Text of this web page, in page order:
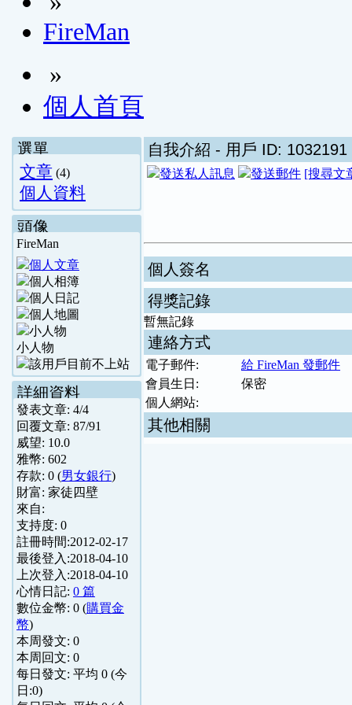
FireMan
»
個人首頁
選單
文章 (4)
個人資料
頭像
FireMan
小人物
詳細資料
發表文章: 4/4
回覆文章: 87/91
威望: 10.0
雅幣: 602
存款: 0 (男女銀行)
財富: 家徒四壁
來自:
支持度: 0
註冊時間:2012-02-17
最後登入:2018-04-10
上次登入:2018-04-10
心情日記: 0 篇
數位金幣: 0 (購買金
幣)
本周發文: 0
本周回文: 0
每日發文: 平均 0 (今
日:0)
自我介紹 - 用戶 ID: 1032191
[搜尋文
個人簽名
得獎記錄
暫無記錄
連絡方式
電子郵件:
給 FireMan 發郵件
會員生日:
保密
個人網站:
其他相關